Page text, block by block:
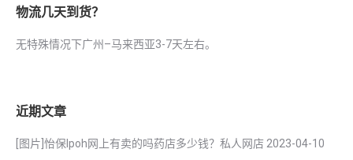
物流几天到货？
无特殊情况下广州–马来西亚3-7天左右。
近期文章
[图片]怡保lpoh网上有卖的吗药店多少钱？私人网店 2023-04-10